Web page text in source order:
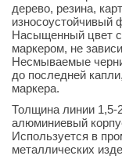
дерево, резина,
износоустойчивый
Насыщенный цвет
маркером, не
Несмываемые
до последней
маркера.
Толщина линии 1,5-
алюминиевый
Используется в
металлических